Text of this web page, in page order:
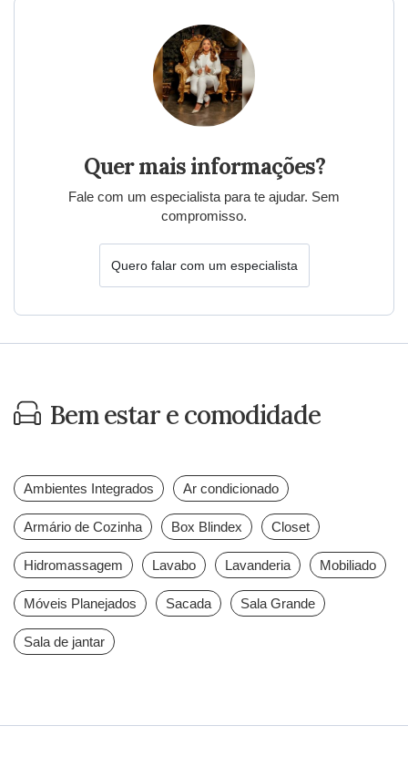
Quer mais informações?
Fale com um especialista para te ajudar. Sem
compromisso.
Quero falar com um especialista
Bem estar e comodidade
Ambientes Integrados Ar condicionado
Armário de Cozinha Box Blindex Closet
Hidromassagem Lavabo Lavanderia Mobiliado
Móveis Planejados Sacada Sala Grande
Sala de jantar